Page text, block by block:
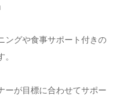
ングや食事サポート付きの
ーが目標に合わせてサポー